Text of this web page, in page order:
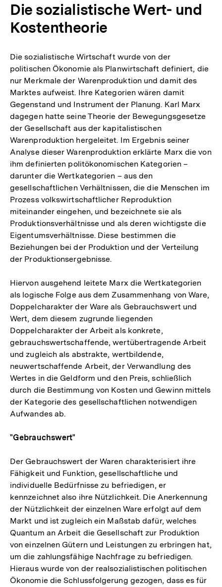
Die sozialistische Wert- und
Kostentheorie
Die sozialistische Wirtschaft wurde von der
politischen Ökonomie als Planwirtschaft definiert, die
nur Merkmale der Warenproduktion und damit des
Marktes aufweist. Ihre Kategorien wären damit
Gegenstand und Instrument der Planung. Karl Marx
dagegen hatte seine Theorie der Bewegungsgesetze
der Gesellschaft aus der kapitalistischen
Warenproduktion hergeleitet. Im Ergebnis seiner
Analyse dieser Warenproduktion erklärte Marx die von
ihm definierten politökonomischen Kategorien –
darunter die Wertkategorien – aus den
gesellschaftlichen Verhältnissen, die die Menschen im
Prozess volkswirtschaftlicher Reproduktion
miteinander eingehen, und bezeichnete sie als
Produktionsverhältnisse und als deren wichtigste die
Eigentumsverhältnisse. Diese bestimmen die
Beziehungen bei der Produktion und der Verteilung
der Produktionsergebnisse.
Hiervon ausgehend leitete Marx die Wertkategorien
als logische Folge aus dem Zusammenhang von Ware,
Doppelcharakter der Ware als Gebrauchswert und
Wert, dem diesem zugrunde liegenden
Doppelcharakter der Arbeit als konkrete,
gebrauchswertschaffende, wertübertragende Arbeit
und zugleich als abstrakte, wertbildende,
neuwertschaffende Arbeit, der Verwandlung des
Wertes in die Geldform und den Preis, schließlich
durch die Bestimmung von Kosten und Gewinn mittels
der Kategorie des gesellschaftlichen notwendigen
Aufwandes ab.
"Gebrauchswert"
Der Gebrauchswert der Waren charakterisiert ihre
Fähigkeit und Funktion, gesellschaftliche und
individuelle Bedürfnisse zu befriedigen, er
kennzeichnet also ihre Nützlichkeit. Die Anerkennung
der Nützlichkeit der einzelnen Ware erfolgt auf dem
Markt und ist zugleich ein Maßstab dafür, welches
Quantum an Arbeit die Gesellschaft zur Produktion
von einzelnen Gütern und Leistungen zu erbringen hat,
um die zahlungsfähige Nachfrage zu befriedigen.
Hieraus wurde von der realsozialistischen politischen
Ökonomie die Schlussfolgerung gezogen, dass es für